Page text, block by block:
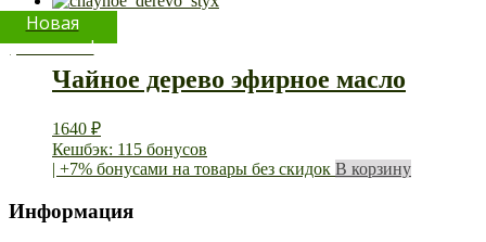
Новая
упаковка!
Чайное дерево эфирное масло
1640 ₽
Кешбэк: 115 бонусов
| +7% бонусами на товары без скидок В корзину
Информация